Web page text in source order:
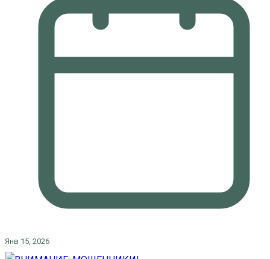
Янв 15, 2026